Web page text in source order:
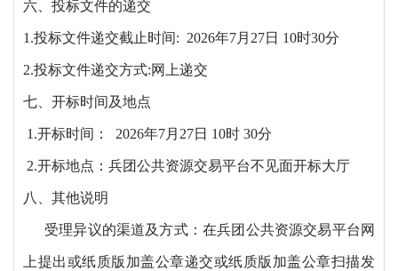
六、投标文件的递交
1.投标文件递交截止时间: 2026年7月27日 10时30分
2.投标文件递交方式:网上递交
七、开标时间及地点
1.开标时间： 2026年7月27日 10时 30分
2.开标地点：兵团公共资源交易平台不见面开标大厅
八、其他说明
受理异议的渠道及方式：在兵团公共资源交易平台网
上提出或纸质版加盖公章递交或纸质版加盖公章扫描发